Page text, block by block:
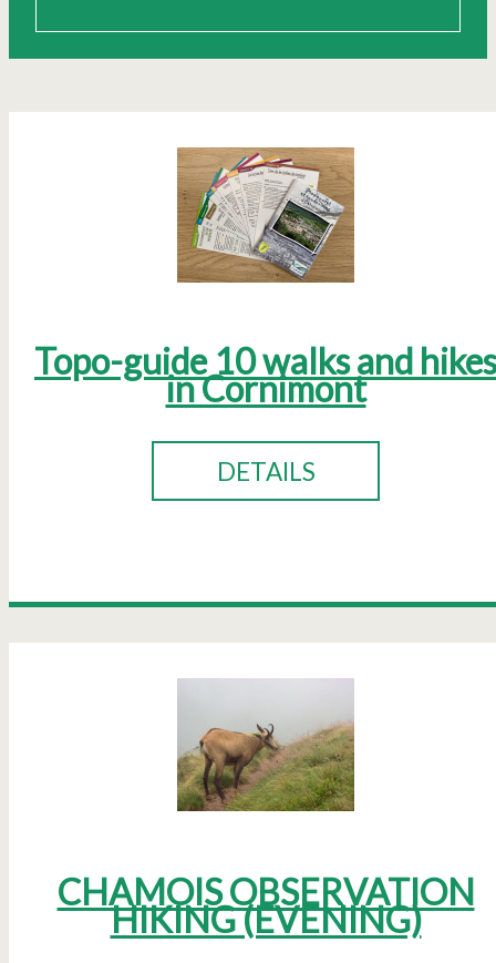
Topo-guide 10 walks and hikes
in Cornimont
DETAILS
CHAMOIS OBSERVATION
HIKING (EVENING)